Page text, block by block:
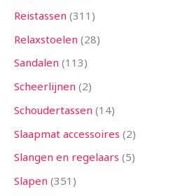
Reistassen 311
Relaxstoelen 28
Sandalen 113
Scheerlijnen 2
Schoudertassen 14
Slaapmat accessoires 2
Slangen en regelaars 5
Slapen 351